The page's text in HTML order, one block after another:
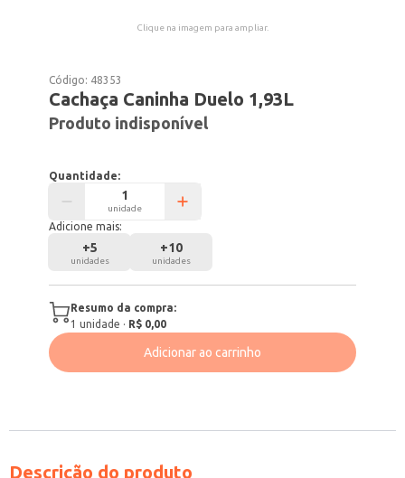
Clique na imagem para ampliar.
Código: 48353
Cachaça Caninha Duelo 1,93L
Produto indisponível
Quantidade:
unidade
Adicione mais:
+5
unidades
+10
unidades
Resumo da compra:
1 unidade · R$ 0,00
Adicionar ao carrinho
Descrição do produto